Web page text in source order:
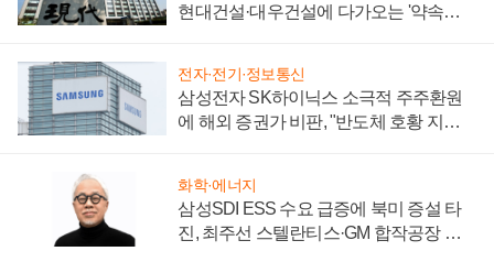
현대건설·대우건설에 다가오는 '약속의
전자·전기·정보통신
삼성전자 SK하이닉스 소극적 주주환원
에 해외 증권가 비판, "반도체 호황 지속
화학·에너지
삼성SDI ESS 수요 급증에 북미 증설 타
진, 최주선 스텔란티스·GM 합작공장 건